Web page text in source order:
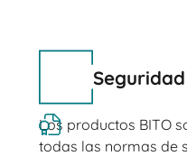
Seguridad
Los productos BITO
todas las normas de